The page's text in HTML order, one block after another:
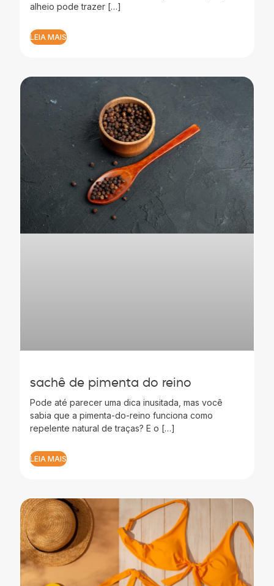
alheio pode trazer […]
LEIA MAIS
sachê de pimenta do reino
Pode até parecer uma dica inusitada, mas você
sabia que a pimenta-do-reino funciona como
repelente natural de traças? E o […]
LEIA MAIS